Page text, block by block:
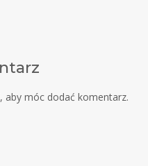
, aby móc dodać komentarz.